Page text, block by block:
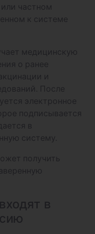
частном
к системе
медицинскую
о ранее
и
После
электронное
подписывается
в
систему.
получить
в